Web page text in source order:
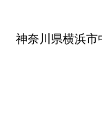
神奈川県横浜市